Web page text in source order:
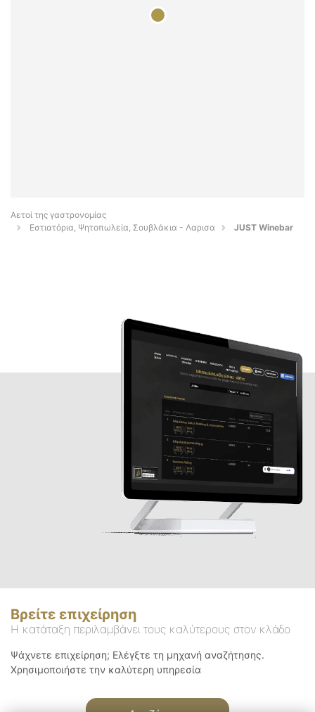
Αετοί της γαστρονομίας
Εστιατόρια, Ψητοπωλεία, Σουβλάκια - Λαρισα
JUST Winebar
Βρείτε επιχείρηση
Η κατάταξη περιλαμβάνει τους καλύτερους στον κλάδο
Ψάχνετε επιχείρηση; Ελέγξτε τη μηχανή αναζήτησης.
Χρησιμοποιήστε την καλύτερη υπηρεσία